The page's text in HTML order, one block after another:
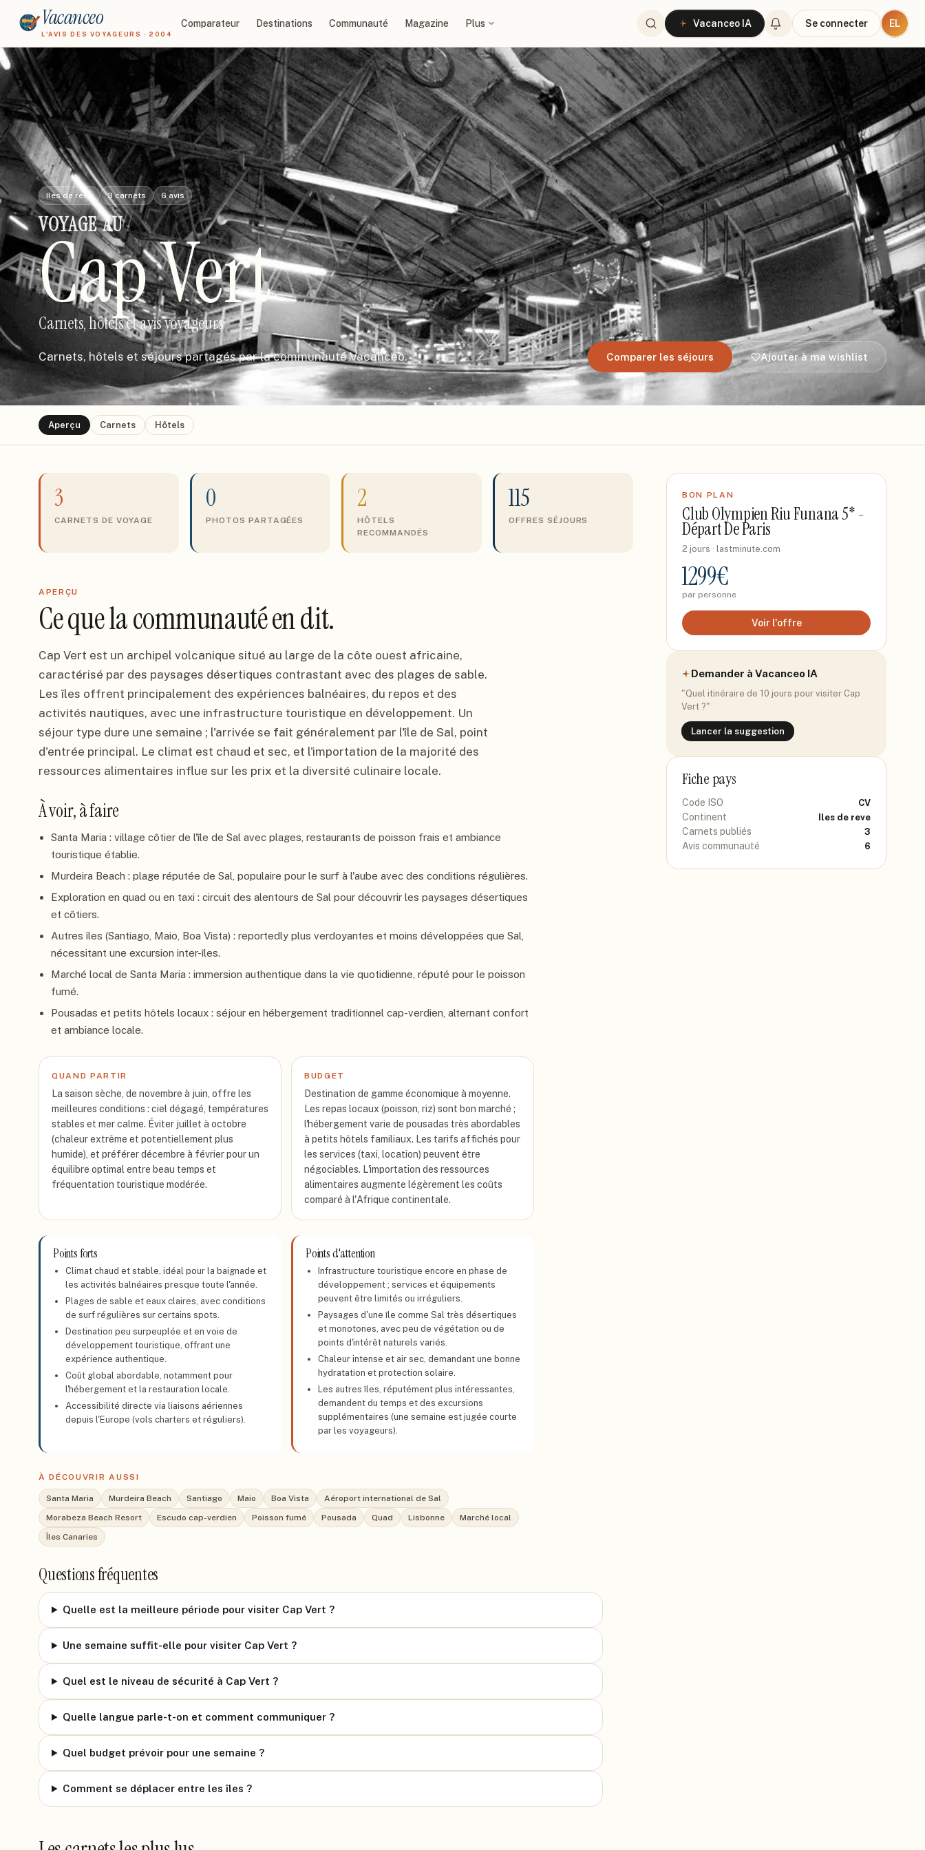
Vacanceo
L'AVIS DES VOYAGEURS · 2004
Comparateur Destinations Communauté Magazine Plus Vacanceo IA Se connecter EL
Iles de reve 3carnets 6avis
VOYAGEAU
Cap Vert
Carnets, hôtels et avis voyageurs
Carnets, hôtels et séjours partagés par la communauté Vacanceo. Comparer les séjours Ajouter à ma wishlist
Aperçu Carnets Hôtels
3
CARNETS DE VOYAGE
0
PHOTOS PARTAGÉES
2
HÔTELS
RECOMMANDÉS
115
OFFRES SÉJOURS
APERÇU
Ce que la communauté en dit.
Cap Vert est un archipel volcanique situé au large de la côte ouest africaine,
caractérisé par des paysages désertiques contrastant avec des plages de sable.
Les îles offrent principalement des expériences balnéaires, du repos et des
activités nautiques, avec une infrastructure touristique en développement. Un
séjour type dure une semaine ; l'arrivée se fait généralement par l'île de Sal, point
d'entrée principal. Le climat est chaud et sec, et l'importation de la majorité des
ressources alimentaires influe sur les prix et la diversité culinaire locale.
À voir, à faire
Santa Maria : village côtier de l'île de Sal avec plages, restaurants de poisson frais et ambiance
touristique établie.
Murdeira Beach : plage réputée de Sal, populaire pour le surf à l'aube avec des conditions régulières.
Exploration en quad ou en taxi : circuit des alentours de Sal pour découvrir les paysages désertiques
et côtiers.
Autres îles (Santiago, Maio, Boa Vista) : reportedly plus verdoyantes et moins développées que Sal,
nécessitant une excursion inter-îles.
Marché local de Santa Maria : immersion authentique dans la vie quotidienne, réputé pour le poisson
fumé.
Pousadas et petits hôtels locaux : séjour en hébergement traditionnel cap-verdien, alternant confort
et ambiance locale.
QUAND PARTIR
La saison sèche, de novembre à juin, offre les
meilleures conditions : ciel dégagé, températures
stables et mer calme. Éviter juillet à octobre
(chaleur extrême et potentiellement plus
humide), et préférer décembre à février pour un
équilibre optimal entre beau temps et
fréquentation touristique modérée.
BUDGET
Destination de gamme économique à moyenne.
Les repas locaux (poisson, riz) sont bon marché ;
l'hébergement varie de pousadas très abordables
à petits hôtels familiaux. Les tarifs affichés pour
les services (taxi, location) peuvent être
négociables. L'importation des ressources
alimentaires augmente légèrement les coûts
comparé à l'Afrique continentale.
Points forts
Climat chaud et stable, idéal pour la baignade et
les activités balnéaires presque toute l'année.
Plages de sable et eaux claires, avec conditions
de surf régulières sur certains spots.
Destination peu surpeuplée et en voie de
développement touristique, offrant une
expérience authentique.
Coût global abordable, notamment pour
l'hébergement et la restauration locale.
Accessibilité directe via liaisons aériennes
depuis l'Europe (vols charters et réguliers).
Points d'attention
Infrastructure touristique encore en phase de
développement ; services et équipements
peuvent être limités ou irréguliers.
Paysages d'une île comme Sal très désertiques
et monotones, avec peu de végétation ou de
points d'intérêt naturels variés.
Chaleur intense et air sec, demandant une bonne
hydratation et protection solaire.
Les autres îles, réputément plus intéressantes,
demandent du temps et des excursions
supplémentaires (une semaine est jugée courte
par les voyageurs).
À DÉCOUVRIR AUSSI
Santa Maria Murdeira Beach Santiago Maio Boa Vista
Aéroport international de Sal
Morabeza Beach Resort
Escudo cap-verdien Poisson fumé Pousada Quad Lisbonne
Marché local
Îles Canaries
Questions fréquentes
Quelle est la meilleure période pour visiter Cap Vert ?
Une semaine suffit-elle pour visiter Cap Vert ?
Quel est le niveau de sécurité à Cap Vert ?
Quelle langue parle-t-on et comment communiquer ?
Quel budget prévoir pour une semaine ?
Comment se déplacer entre les îles ?
BON PLAN
Club Olympien Riu Funana 5* -
Départ De Paris
2 jours · lastminute.com
1299€
par personne
Voir l'offre
Demander à Vacanceo IA
"Quel itinéraire de 10 jours pour visiter Cap
Vert ?"
Lancer la suggestion
Fiche pays
Code ISO CV
Continent Iles de reve
Carnets publiés 3
Avis communauté 6